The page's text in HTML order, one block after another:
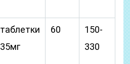
таблетки
35мг
60
150-
330